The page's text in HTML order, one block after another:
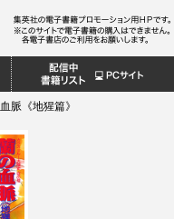
脈《地猩篇》